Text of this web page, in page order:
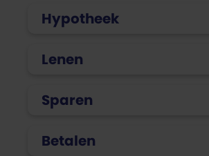
Hypotheek
Lenen
Sparen
Betalen